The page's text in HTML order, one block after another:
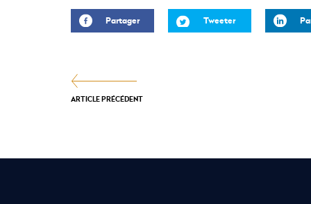
Partager Tweeter
ARTICLE PRÉCÉDENT